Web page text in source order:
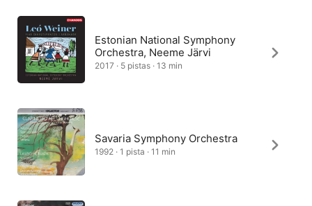
Estonian National Symphony
Orchestra, Neeme Järvi
2017 · 5 pistas · 13 min
Savaria Symphony Orchestra
1992 · 1 pista · 11 min